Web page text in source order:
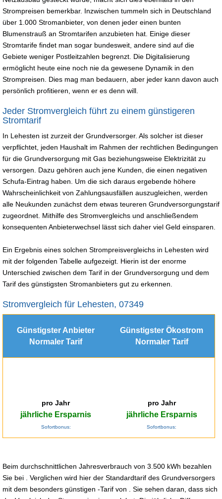
Strompreisen bemerkbar. Inzwischen tummeln sich in Deutschland
über 1.000 Stromanbieter, von denen jeder einen bunten
Blumenstrauß an Stromtarifen anzubieten hat. Einige dieser
Stromtarife findet man sogar bundesweit, andere sind auf die
Gebiete weniger Postleitzahlen begrenzt. Die Digitalisierung
ermöglicht heute eine noch nie da gewesene Dynamik in den
Strompreisen. Dies mag man bedauern, aber jeder kann davon auch
persönlich profitieren, wenn er es denn will.
Jeder Stromvergleich führt zu einem günstigeren
Stromtarif
In Lehesten ist zurzeit der Grundversorger. Als solcher ist dieser
verpflichtet, jeden Haushalt im Rahmen der rechtlichen Bedingungen
für die Grundversorgung mit Gas beziehungsweise Elektrizität zu
versorgen. Dazu gehören auch jene Kunden, die einen negativen
Schufa-Eintrag haben. Um die sich daraus ergebende höhere
Wahrscheinlichkeit von Zahlungsausfällen auszugleichen, werden
alle Neukunden zunächst dem etwas teureren Grundversorgungstarif
zugeordnet. Mithilfe des Stromvergleichs und anschließendem
konsequenten Anbieterwechsel lässt sich daher viel Geld einsparen.
Ein Ergebnis eines solchen Strompreisvergleichs in Lehesten wird
mit der folgenden Tabelle aufgezeigt. Hierin ist der enorme
Unterschied zwischen dem Tarif in der Grundversorgung und dem
Tarif des günstigsten Stromanbieters gut zu erkennen.
Stromvergleich für Lehesten, 07349
Günstigster Anbieter
Normaler Tarif
Günstigster Ökostrom
Normaler Tarif
pro Jahr
jährliche Ersparnis
Sofortbonus:
pro Jahr
jährliche Ersparnis
Sofortbonus:
Beim durchschnittlichen Jahresverbrauch von 3.500 kWh bezahlen
Sie bei . Verglichen wird hier der Standardtarif des Grundversorgers
mit dem besonders günstigen -Tarif von . Sie sehen daran, dass sich